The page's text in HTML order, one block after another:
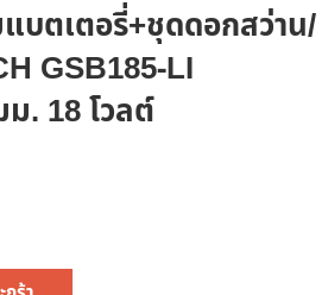
บตเตอรี่+ชุดดอกสว่าน/
GSB185-LI
. 18 โวลต์